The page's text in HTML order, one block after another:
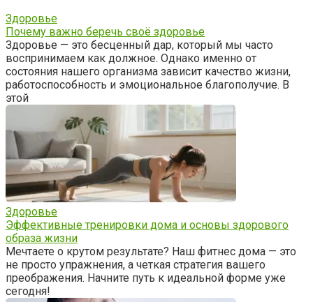
Здоровье
Почему важно беречь своё здоровье
Здоровье — это бесценный дар, который мы часто
воспринимаем как должное. Однако именно от
состояния нашего организма зависит качество жизни,
работоспособность и эмоциональное благополучие. В
этой
Здоровье
Эффективные тренировки дома и основы здорового
образа жизни
Мечтаете о крутом результате? Наш фитнес дома — это
не просто упражнения, а четкая стратегия вашего
преображения. Начните путь к идеальной форме уже
сегодня!